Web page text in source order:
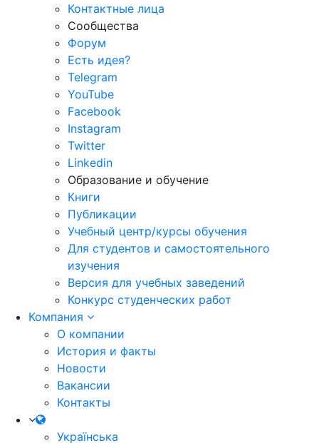
Контактные лица
Сообщества
Форум
Есть идея?
Telegram
YouTube
Facebook
Instagram
Twitter
Linkedin
Образование и обучение
Книги
Публикации
Учебный центр/курсы обучения
Для студентов и самостоятельного
изучения
Версия для учебных заведений
Конкурс студенческих работ
Компания
О компании
История и факты
Новости
Вакансии
Контакты
Українська